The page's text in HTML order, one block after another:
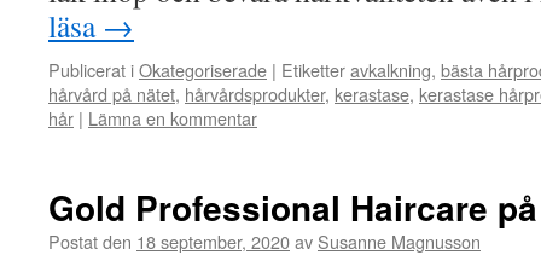
läsa →
Publicerat iOkategoriserade | Etiketteravkalkning, bästa
hårvård på nätet, hårvårdsprodukter, kerastase, kerastase
hår | Lämna en kommentar
Gold Professional Haircare
Postat den 18 september, 2020av Susanne Magnusson